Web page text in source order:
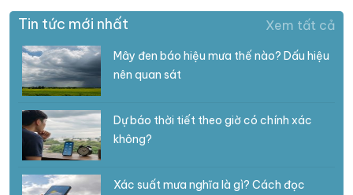
Tin tức mới nhất Xem tất cả
Mây đen báo hiệu mưa thế nào? Dấu hiệu
nên quan sát
Dự báo thời tiết theo giờ có chính xác
không?
Xác suất mưa nghĩa là gì? Cách đọc